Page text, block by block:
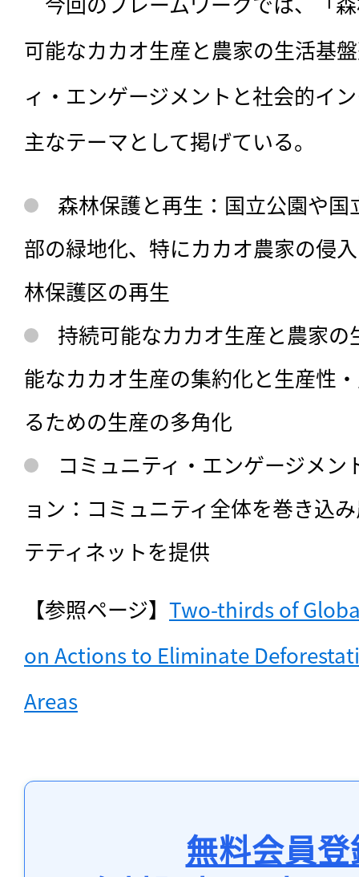
可能なカカオ生産と農家の生活基
ィ・エンゲージメントと社会的イ
主なテーマとして掲げている。
森林保護と再生：国立公園や
部の緑地化、特にカカオ農家の侵
林保護区の再生
持続可能なカカオ生産と農家
能なカカオ生産の集約化と生産性
るための生産の多角化
コミュニティ・エンゲージメ
ョン：コミュニティ全体を巻き込
テティネットを提供
【参照ページ】 Two-thirds of
on Actions to Eliminate
Areas
無料会員